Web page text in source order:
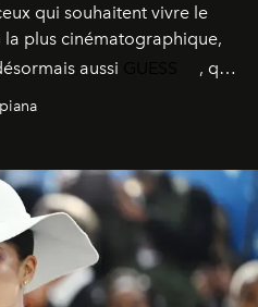
qui souhaitent vivre le
la plus cinématographique,
aussi
, qui
de style les plus